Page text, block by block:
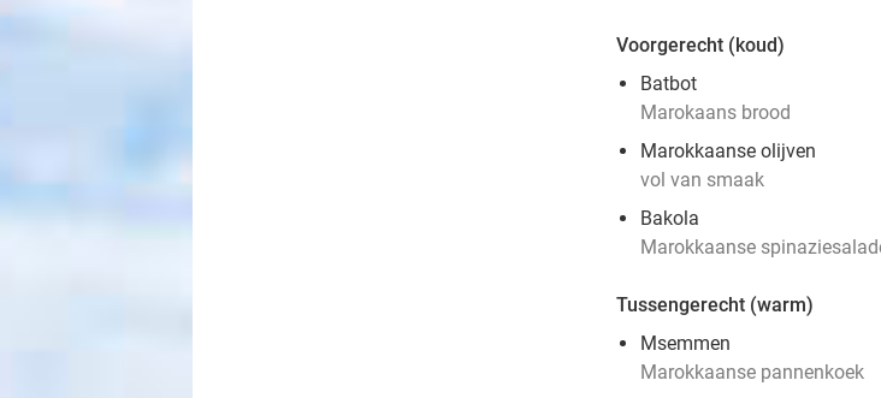
Voorgerecht (koud)
Batbot
Marokaans brood
Marokkaanse olijven
vol van smaak
Bakola
Marokkaanse
Tussengerecht (warm)
Msemmen
Marokkaanse pannenkoek